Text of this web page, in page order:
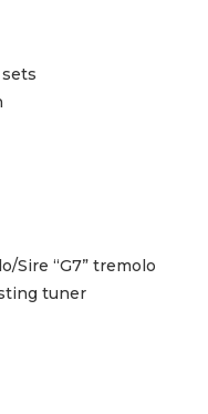
Sire “G7” tremolo
tuner